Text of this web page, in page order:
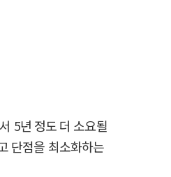
5년 정도 더 소요될
단점을 최소화하는